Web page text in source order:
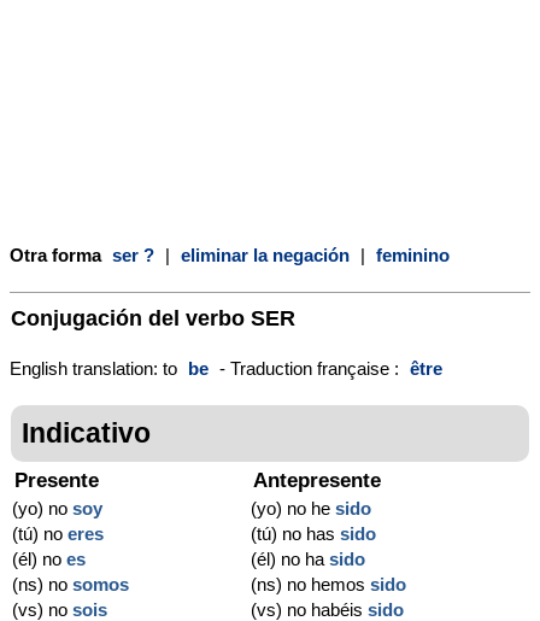
Otra forma ser ? | eliminar la negación | feminino
Conjugación del verbo SER
English translation: to be - Traduction française : être
Indicativo
Presente
(yo) no soy
(tú) no eres
(él) no es
(ns) no somos
(vs) no sois
Antepresente
(yo) no hesido
(tú) no hassido
(él) no hasido
(ns) no hemossido
(vs) no habéissido